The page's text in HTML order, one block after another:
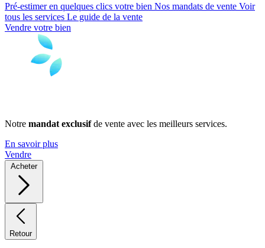
Pré-estimer en quelques clics votre bien Nos mandats de vente Voir
tous les services Le guide de la vente
Vendre votre bien
Notre mandat exclusifde vente avec les meilleurs services.
En savoir plus
Vendre
Acheter
Retour